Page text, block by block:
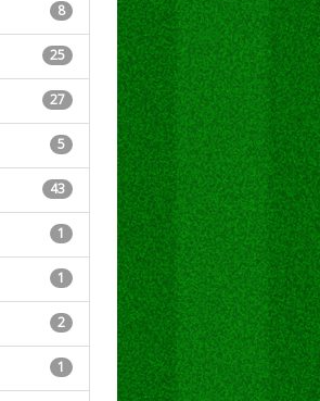
8
25
27
5
43
1
1
2
1